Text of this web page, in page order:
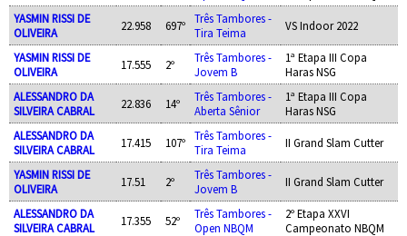
YASMIN RISSI DE
OLIVEIRA
22.958 697º
Três Tambores -
Tira Teima
VS Indoor 2022
YASMIN RISSI DE
OLIVEIRA
17.555 2º
Três Tambores -
Jovem B
1ª Etapa III Copa
Haras NSG
ALESSANDRO DA
SILVEIRA CABRAL
22.836 14º
Três Tambores -
Aberta Sênior
1ª Etapa III Copa
Haras NSG
ALESSANDRO DA
SILVEIRA CABRAL
17.415 107º
Três Tambores -
Tira Teima
II Grand Slam Cutter
YASMIN RISSI DE
OLIVEIRA
17.51 2º
Três Tambores -
Jovem B
II Grand Slam Cutter
ALESSANDRO DA
SILVEIRA CABRAL
17.355 52º
Três Tambores -
Open NBQM
2º Etapa XXVI
Campeonato NBQM